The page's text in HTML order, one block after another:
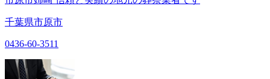
千葉県市原市
0436-60-3511